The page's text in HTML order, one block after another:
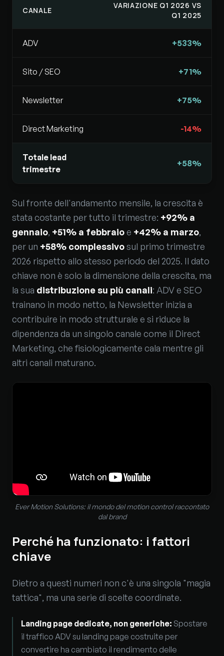
CANALE
VARIAZIONE Q1 2026 VS
Q1 2025
ADV +533%
Sito / SEO +71%
Newsletter +75%
Direct Marketing -14%
Totale lead
trimestre
+58%
Sul fronte dell'andamento mensile, la crescita è
stata costante per tutto il trimestre: +92% a
gennaio, +51% a febbraioe +42% a marzo,
per un +58% complessivosul primo trimestre
2026 rispetto allo stesso periodo del 2025. Il dato
chiave non è solo la dimensione della crescita, ma
la sua distribuzione su più canali: ADV e SEO
trainano in modo netto, la Newsletter inizia a
contribuire in modo strutturale e si riduce la
dipendenza da un singolo canale come il Direct
Marketing, che fisiologicamente cala mentre gli
altri canali maturano.
Ever Motion Solutions: il mondo del motion control raccontato
dal brand
Perché ha funzionato: i fattori
chiave
Dietro a questi numeri non c'è una singola "magia
tattica", ma una serie di scelte coordinate.
Landing page dedicate, non generiche: Spostare
il traffico ADV su landing page costruite per
convertire ha cambiato il rendimento delle